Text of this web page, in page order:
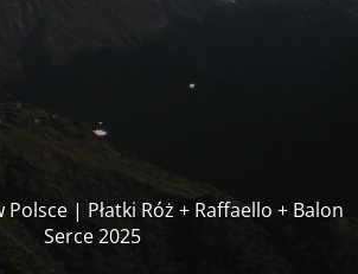
| Płatki Róż + Raffaello + Balon
Serce 2025